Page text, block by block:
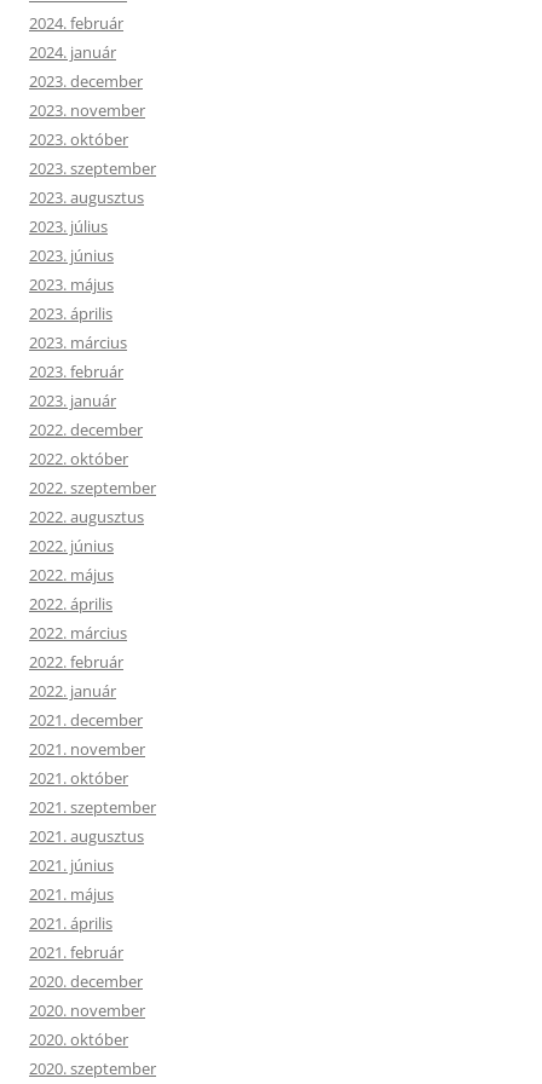
2024. február
2024. január
2023. december
2023. november
2023. október
2023. szeptember
2023. augusztus
2023. július
2023. június
2023. május
2023. április
2023. március
2023. február
2023. január
2022. december
2022. október
2022. szeptember
2022. augusztus
2022. június
2022. május
2022. április
2022. március
2022. február
2022. január
2021. december
2021. november
2021. október
2021. szeptember
2021. augusztus
2021. június
2021. május
2021. április
2021. február
2020. december
2020. november
2020. október
2020. szeptember